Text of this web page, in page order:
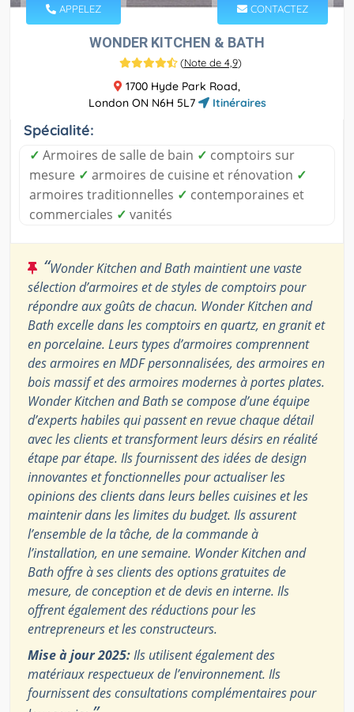
APPELEZ CONTACTEZ
WONDER KITCHEN & BATH
(Note de 4,9)
1700 Hyde Park Road,
London ON N6H 5L7
Itinéraires
Spécialité:
✓ Armoires de salle de bain ✓ comptoirs sur
mesure ✓ armoires de cuisine et rénovation ✓
armoires traditionnelles ✓ contemporaines et
commerciales ✓ vanités
“Wonder Kitchen and Bath maintient une vaste
sélection d’armoires et de styles de comptoirs pour
répondre aux goûts de chacun. Wonder Kitchen and
Bath excelle dans les comptoirs en quartz, en granit et
en porcelaine. Leurs types d’armoires comprennent
des armoires en MDF personnalisées, des armoires en
bois massif et des armoires modernes à portes plates.
Wonder Kitchen and Bath se compose d’une équipe
d’experts habiles qui passent en revue chaque détail
avec les clients et transforment leurs désirs en réalité
étape par étape. Ils fournissent des idées de design
innovantes et fonctionnelles pour actualiser les
opinions des clients dans leurs belles cuisines et les
maintenir dans les limites du budget. Ils assurent
l’ensemble de la tâche, de la commande à
l’installation, en une semaine. Wonder Kitchen and
Bath offre à ses clients des options gratuites de
mesure, de conception et de devis en interne. Ils
offrent également des réductions pour les
entrepreneurs et les constructeurs.
Mise à jour 2025:Ils utilisent également des
matériaux respectueux de l’environnement. Ils
fournissent des consultations complémentaires pour